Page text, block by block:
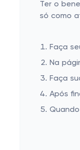
Ter o
só como
Faça
Na
Faça
Após